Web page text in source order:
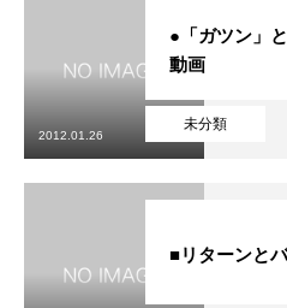
未分類
●「ガツン」
動画
2012.01.26
■リターンと